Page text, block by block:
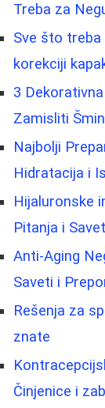
Treba za
Sve što
korekciji
3
Zamisliti
Najbolji
Hidratacija i
Hijaluronske
Pitanja i
Anti-Aging
Saveti i
Rešenja za
znate
Činjenice i